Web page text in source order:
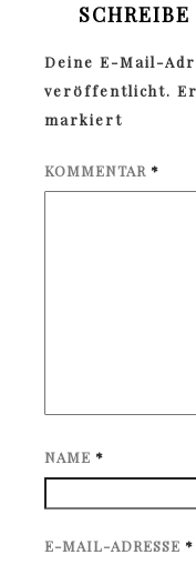
Deine E-Mail-
veröffentlicht.
markiert
KOMMENTAR *
NAME *
E-MAIL-ADRESSE *